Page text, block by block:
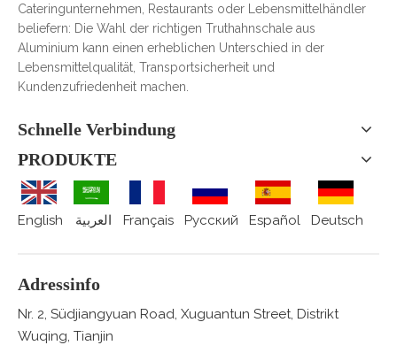
Cateringunternehmen, Restaurants oder Lebensmittelhändler
beliefern: Die Wahl der richtigen Truthahnschale aus
Aluminium kann einen erheblichen Unterschied in der
Lebensmittelqualität, Transportsicherheit und
Kundenzufriedenheit machen.
Schnelle Verbindung
PRODUKTE
English العربية Français Pусский Español Deutsch
Adressinfo
Nr. 2, Südjiangyuan Road, Xuguantun Street, Distrikt
Wuqing, Tianjin